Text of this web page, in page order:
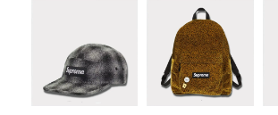
ップ トゥルーティン
バーHTC フォールカ
ツ ウッドランドカモ